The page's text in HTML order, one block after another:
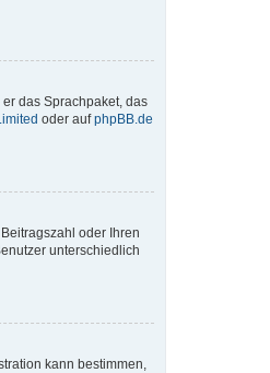
das Sprachpaket, das
oder aufphpBB.de
oder Ihren
unterschiedlich
kann bestimmen,